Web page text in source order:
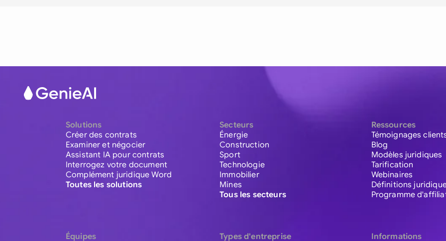
Solutions
Créer des contrats
Examiner et négocier
Assistant IA pour contrats
Interrogez votre document
Complément juridique Word
Toutes les solutions
Équipes
Secteurs
Énergie
Construction
Sport
Technologie
Immobilier
Mines
Tous les secteurs
Types d'entreprise
Ressources
Témoignages
Blog
Modèles juridiques
Tarification
Webinaires
Définitions
Programme
Informations